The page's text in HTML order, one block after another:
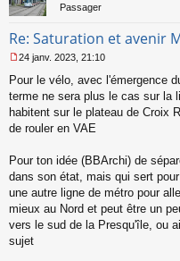
Passager
Re: Saturation et avenir
e
s
s
g
n
o
u
24 janv. 2023, 21:10
Pour le vélo, avec l'émergence
terme ne sera plus le cas sur la
habitent sur le plateau de Croix
de rouler en VAE
Pour ton idée (BBArchi) de
dans son état, mais qui sert
une autre ligne de métro pour
mieux au Nord et peut être un
vers le sud de la Presqu'île, ou
sujet